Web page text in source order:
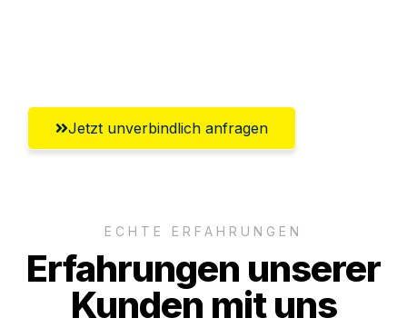
Jetzt unverbindlich anfragen
ECHTE ERFAHRUNGEN
Erfahrungen unserer
Kunden mit uns